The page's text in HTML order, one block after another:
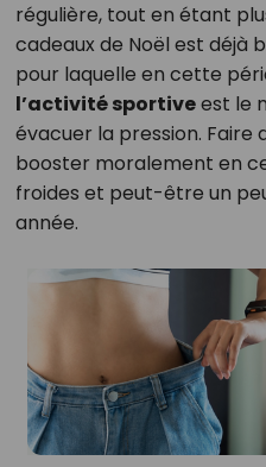
régulière, tout en étant
cadeaux de Noël est déjà
pour laquelle en cette
l’activité sportiveest le
évacuer la pression. Faire
booster moralement en
froides et peut-être un
année.